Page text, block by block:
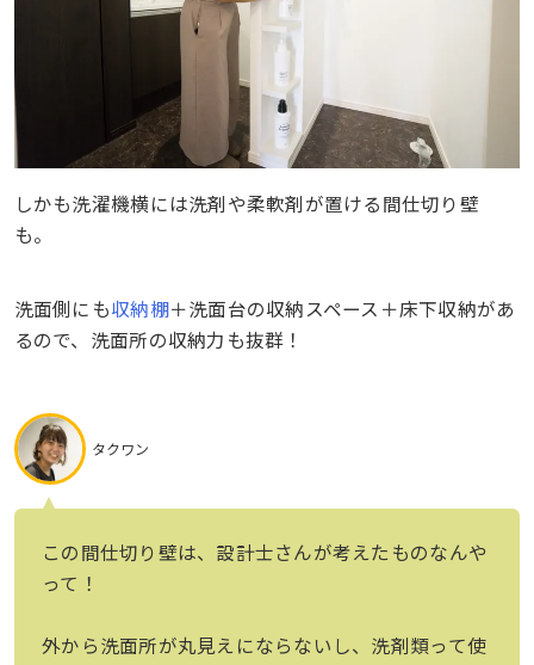
しかも洗濯機横には洗剤や柔軟剤が置ける間仕切り壁
も。
洗面側にも収納棚＋洗面台の収納スペース＋床下収納があ
るので、洗面所の収納力も抜群！
タクワン
この間仕切り壁は、設計士さんが考えたものなんや
って！
外から洗面所が丸見えにならないし、洗剤類って使